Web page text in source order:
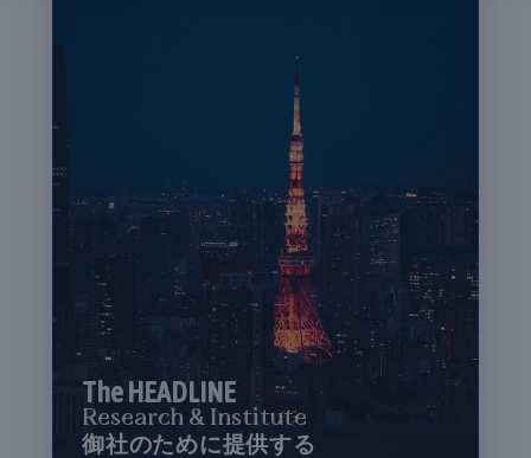
The HEADLINE
Research & Institute
御社のために提供する